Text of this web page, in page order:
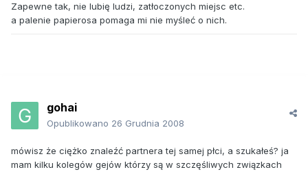
Zapewne tak, nie lubię ludzi, zatłoczonych miejsc etc.
a palenie papierosa pomaga mi nie myśleć o nich.
gohai
Opublikowano 26 Grudnia 2008
mówisz że ciężko znaleźć partnera tej samej płci, a szukałeś? ja
mam kilku kolegów gejów którzy są w szczęśliwych związkach